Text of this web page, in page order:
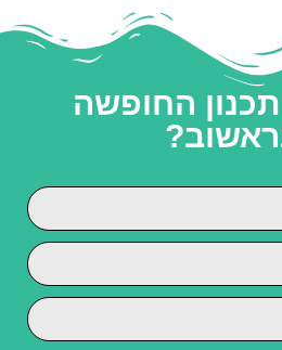
החופשה